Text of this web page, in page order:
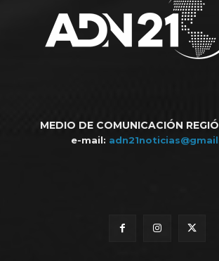
MEDIO DE COMUNICACIÓN
e-mail: